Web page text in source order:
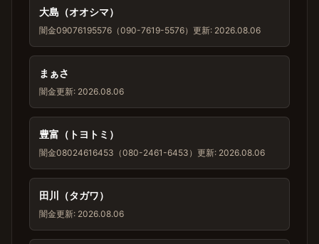
大島（オオシマ）
闇金09076195576（090-7619-5576） 更新: 2026.08.06
まぁさ
闇金更新: 2026.08.06
豊富（トヨトミ）
闇金08024616453（080-2461-6453） 更新: 2026.08.06
田川（タガワ）
闇金更新: 2026.08.06